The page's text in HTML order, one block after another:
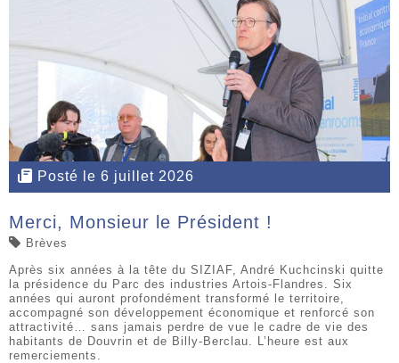
Posté le 6 juillet 2026
Merci, Monsieur le Président !
Brèves
Après six années à la tête du SIZIAF, André Kuchcinski quitte
la présidence du Parc des industries Artois-Flandres. Six
années qui auront profondément transformé le territoire,
accompagné son développement économique et renforcé son
attractivité… sans jamais perdre de vue le cadre de vie des
habitants de Douvrin et de Billy-Berclau. L’heure est aux
remerciements.